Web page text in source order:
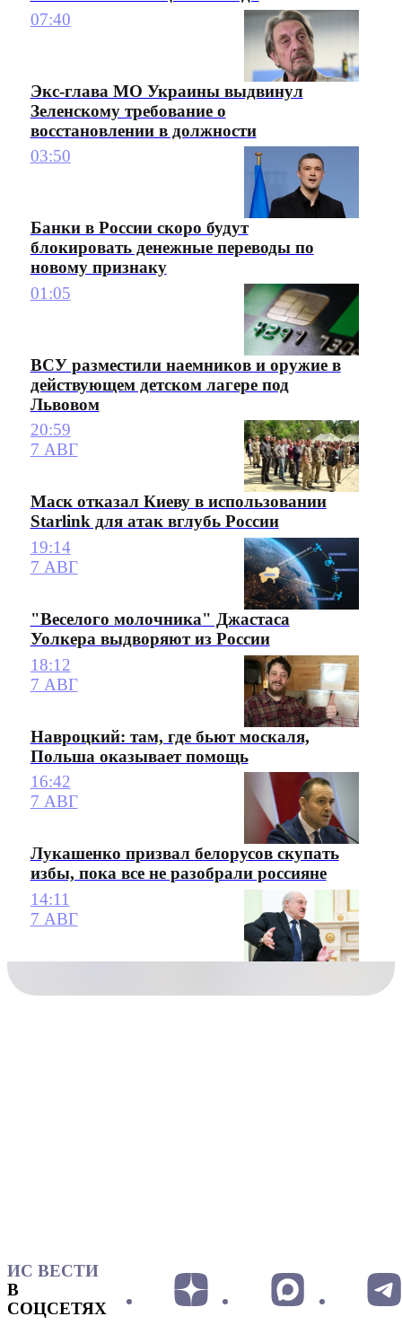
07:40
Экс-глава МО Украины выдвинул
Зеленскому требование о
восстановлении в должности
03:50
Банки в России скоро будут
блокировать денежные переводы по
новому признаку
01:05
ВСУ разместили наемников и оружие в
действующем детском лагере под
Львовом
20:59
7 АВГ
Маск отказал Киеву в использовании
Starlink для атак вглубь России
19:14
7 АВГ
"Веселого молочника" Джастаса
Уолкера выдворяют из России
18:12
7 АВГ
Навроцкий: там, где бьют москаля,
Польша оказывает помощь
16:42
7 АВГ
Лукашенко призвал белорусов скупать
избы, пока все не разобрали россияне
14:11
7 АВГ
ИС ВЕСТИ
В
СОЦСЕТЯХ